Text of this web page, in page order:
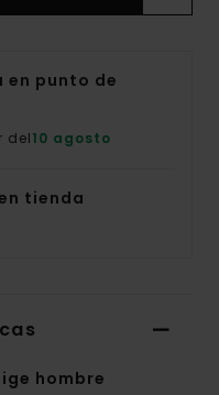
en punto de
del10 agosto
tienda
hombre